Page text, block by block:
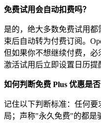
免费试用会自动扣费吗？
是的，绝大多数免费试用
束后自动转为付费订阅。
但如果你不想继续付费，
激活试用后立即设置日历提
如何判断免费 Plus 优惠是否
记住以下判断标准：任何要
局；声称"永久免费"的都是